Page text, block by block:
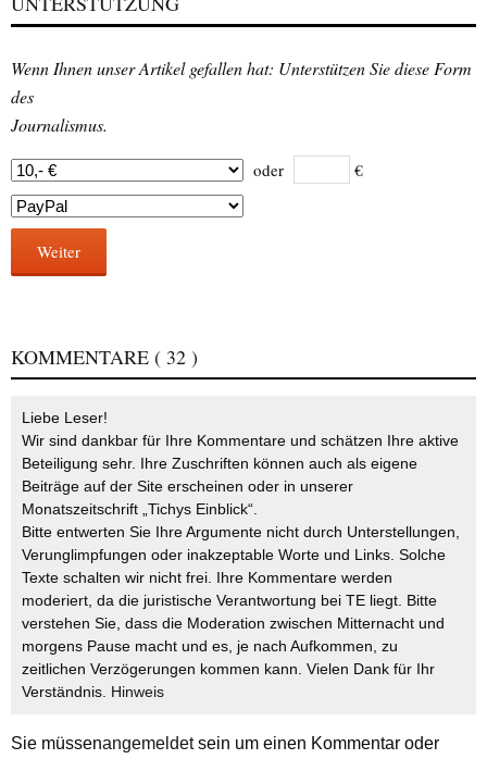
Wenn Ihnen unser Artikel gefallen hat: Unterstützen Sie diese Form
des
Journalismus.
oder €
Weiter
KOMMENTARE ( 32 )
Liebe Leser!
Wir sind dankbar für Ihre Kommentare und schätzen Ihre aktive
Beteiligung sehr. Ihre Zuschriften können auch als eigene
Beiträge auf der Site erscheinen oder in unserer
Monatszeitschrift „Tichys Einblick“.
Bitte entwerten Sie Ihre Argumente nicht durch Unterstellungen,
Verunglimpfungen oder inakzeptable Worte und Links. Solche
Texte schalten wir nicht frei. Ihre Kommentare werden
moderiert, da die juristische Verantwortung bei TE liegt. Bitte
verstehen Sie, dass die Moderation zwischen Mitternacht und
morgens Pause macht und es, je nach Aufkommen, zu
zeitlichen Verzögerungen kommen kann. Vielen Dank für Ihr
Verständnis. Hinweis
Sie müssenangemeldetsein um einen Kommentar oder